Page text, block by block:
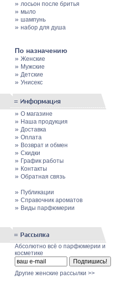
» лосьон после бритья
» мыло
» шампунь
» набор для душа
По назначению
» Женские
» Мужские
» Детские
» Унисекс
» О магазине
» Наша продукция
» Доставка
» Оплата
» Возврат и обмен
» Скидки
» График работы
» Контакты
» Обратная связь
» Публикации
» Cправочник ароматов
» Виды парфюмерии
Абсолютно всё о парфюмерии и
косметике
Другие женские рассылки >>